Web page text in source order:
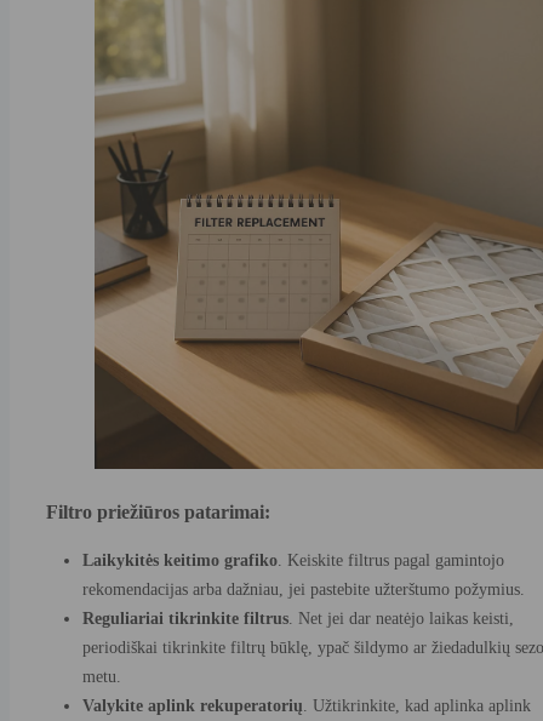
Filtro priežiūros patarimai:
Laikykitės keitimo grafiko. Keiskite filtrus pagal gamintojo
rekomendacijas arba dažniau, jei pastebite užterštumo požymius.
Reguliariai tikrinkite filtrus. Net jei dar neatėjo laikas keisti,
periodiškai tikrinkite filtrų būklę, ypač šildymo ar žiedadulkių
metu.
Valykite aplink rekuperatorių. Užtikrinkite, kad aplinka aplink